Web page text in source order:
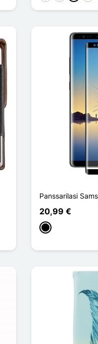
Panssarilasi
20,99 €
Musta